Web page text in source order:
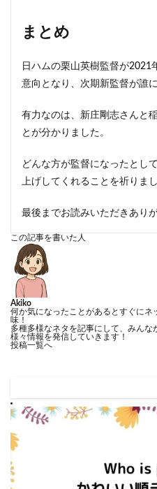
まとめ
日ハムの栗山英樹監督が2021
意向となり、次期新監督が誰
有力なのは、新庄剛志さんと
とが分かりました。
どんな方が監督になったとし
上げしてくれることを祈りまし
最後までお読みいただきあり
この記事を書いた人
Akiko
何か気になったことがあるとすぐにネ
味！
多種多様なネタを記事にして、みん
様々情報を発信していきます！
投稿一覧へ
Who is princessかわいい順ランキング